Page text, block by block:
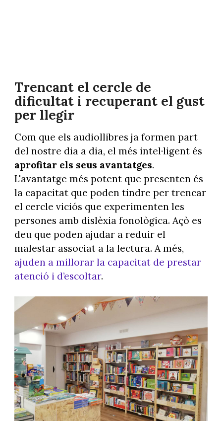
Trencant el cercle de
dificultat i recuperant el gust
per llegir
Com que els audiollibres ja formen part
del nostre dia a dia, el més intel·ligent és
aprofitar els seus avantatges.
L'avantatge més potent que presenten és
la capacitat que poden tindre per trencar
el cercle viciós que experimenten les
persones amb dislèxia fonològica. Açò es
deu que poden ajudar a reduir el
malestar associat a la lectura. A més,
ajuden a millorar la capacitat de prestar
atenció i d’escoltar.